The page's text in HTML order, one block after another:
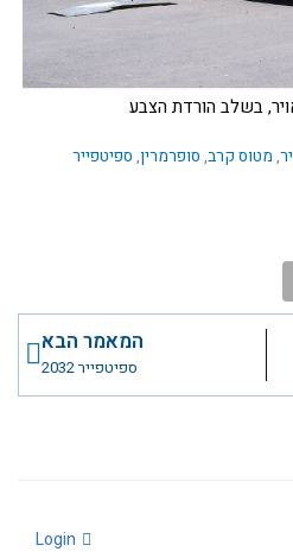
בשלב הורדת הצבע
, מטוס קרב, סופרמרין, ספיטפייר
המאמר הבא
ספיטפייר 2032